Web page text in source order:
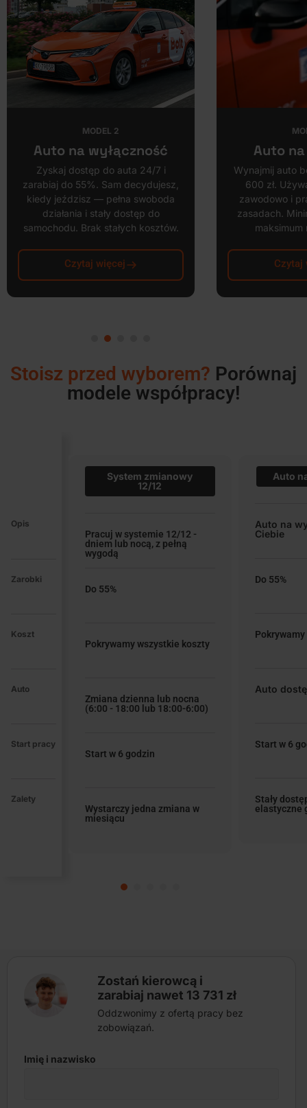
MODEL 2
Auto na wyłączność
Zyskaj dostęp do auta 24/7 i
zarabiaj do 55%. Sam decydujesz,
kiedy jeździsz — pełna swoboda
działania i stały dostęp do
samochodu. Brak stałych kosztów.
Czytaj więcej
Auto
Wynajmij auto
600 zł.
zawodowo i
zasadach.
maksimum
Czytaj
Stoisz przed wyborem? Porównaj
modele współpracy!
Opis
Zarobki
Koszt
Auto
Start pracy
Zalety
System zmianowy
12/12
Pracuj w systemie 12/12 -
dniem lub nocą, z pełną
wygodą
Do 55%
Pokrywamy wszystkie koszty
Zmiana dzienna lub nocna
(6:00 - 18:00 lub 18:00-6:00)
Start w 6 godzin
Wystarczy jedna zmiana w
miesiącu
Auto
Auto na
Ciebie
Do 55%
Auto
Start w 6
Stały
elastyczne
Zostań kierowcą i
zarabiaj nawet 13 731 zł
Oddzwonimy z ofertą pracy bez
zobowiązań.
Imię i nazwisko